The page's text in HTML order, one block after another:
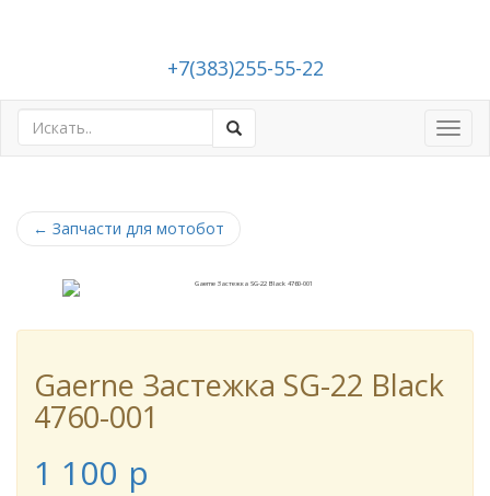
+7(383)255-55-22
← Запчасти для мотобот
Gaerne Застежка SG-22 Black
4760-001
1 100 p